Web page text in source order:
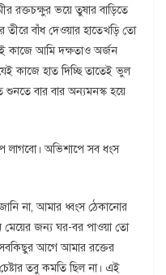
রক্তচক্ষুর ভয়ে তুষার বাড়িতে
বাঁধ দেওয়ার হাতেখড়ি তো
কাজে আমি দক্ষতাও অর্জন
কাজে হাত দিচ্ছি তাতেই ভুল
শুনতে বার বার অন্যমনস্ক হয়ে
লাগবো। অভিশাপে সব ধংস
না, আমার ধ্বংস ঠেকানোর
মেয়ের জন্য ঘর-বর পাওয়া তো
আগে আমার রক্তের
তবু কমতি ছিল না। এই